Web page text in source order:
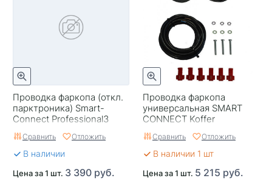
Проводка фаркопа (откл.
парктроника) Smart-
Connect Professional3
TRAILERCOM
Сравнить Отложить
В наличии
Цена за 1 шт. 3 390 руб.
Проводка фаркопа
универсальная SMART
CONNECT Koffer
Сравнить Отложить
В наличии 1 шт
Цена за 1 шт. 5 215 руб.